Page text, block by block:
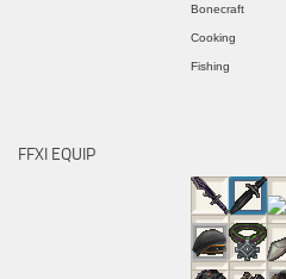
Bonecraft
Cooking
Fishing
FFXI EQUIP